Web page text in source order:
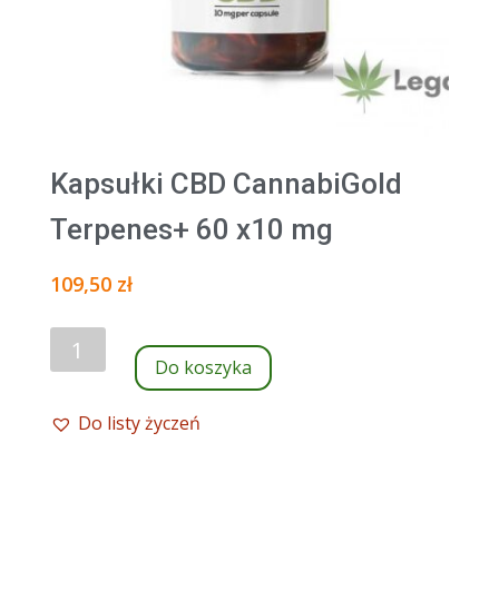
Kapsułki CBD CannabiGold
Terpenes+ 60 x10 mg
109,50 zł
ilość
Kapsułki
CannabiGold
Do koszyka
Do listy życzeń